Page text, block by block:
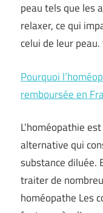
peau tels que les
relaxer, ce qui
celui de leur peau.
Pourquoi
remboursée en
L’homéopathie
alternative qui
substance diluée.
traiter de
homéopathe Les